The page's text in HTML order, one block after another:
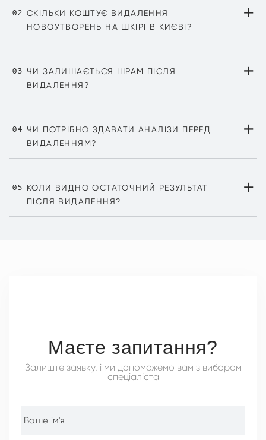
Відчутним може бути лише короткий укол при
знеболенні.
02 +
СКІЛЬКИ КОШТУЄ ВИДАЛЕННЯ
НОВОУТВОРЕНЬ НА ШКІРІ В КИЄВІ?
необхідності гістологічного аналізу.
03 +
ЧИ ЗАЛИШАЄТЬСЯ ШРАМ ПІСЛЯ
ВИДАЛЕННЯ?
хірургічному можливий невеликий рубець, який при
правильному догляді стає малопомітним.
04 +
ЧИ ПОТРІБНО ЗДАВАТИ АНАЛІЗИ ПЕРЕД
ВИДАЛЕННЯМ?
лікар уточнить перелік на консультації.
05 +
КОЛИ ВИДНО ОСТАТОЧНИЙ РЕЗУЛЬТАТ
ПІСЛЯ ВИДАЛЕННЯ?
Маєте запитання?
Залиште заявку, і ми допоможемо вам з вибором
спеціаліста